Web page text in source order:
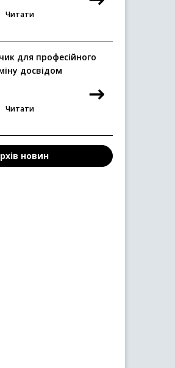
Читати
для професійного
досвідом
Читати
новин